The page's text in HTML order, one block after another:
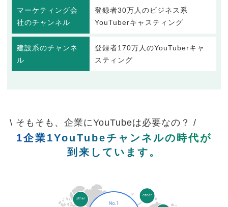
マーケティング会
社のチャンネル
登録者30万人のビジネス系
YouTuberキャスティング
建設系のチャンネ
ル
登録者170万人のYouTuberキャ
スティング
\ そもそも、企業にYouTubeは必要なの？ /
1企業1YouTubeチャンネルの時代が
到来しています。